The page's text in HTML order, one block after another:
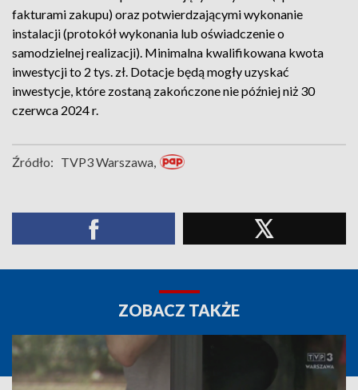
fakturami zakupu) oraz potwierdzającymi wykonanie
instalacji (protokół wykonania lub oświadczenie o
samodzielnej realizacji). Minimalna kwalifikowana kwota
inwestycji to 2 tys. zł. Dotacje będą mogły uzyskać
inwestycje, które zostaną zakończone nie później niż 30
czerwca 2024 r.
Źródło: TVP3 Warszawa,
ZOBACZ TAKŻE